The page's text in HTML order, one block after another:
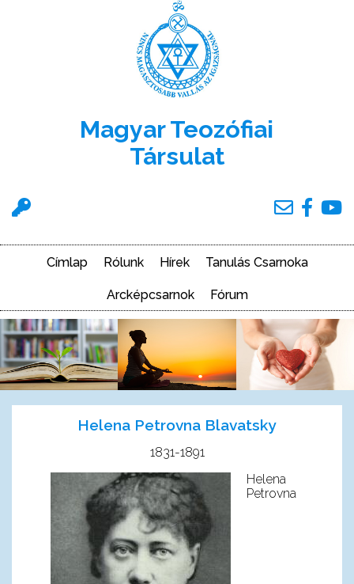
Felhasználói
Magyar Teozófiai
Társulat
Címlap Rólunk Hírek Tanulás Csarnoka
Arcképcsarnok Fórum
Helena Petrovna Blavatsky
1831-1891
Helena
Petrovna